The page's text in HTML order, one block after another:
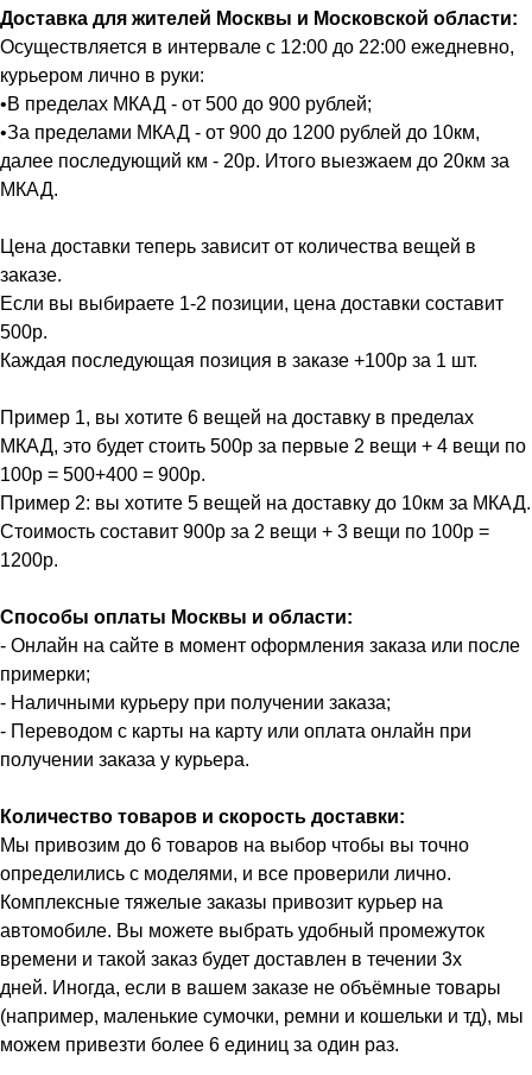
Доставка для жителей Москвы и Московской области:
Осуществляется в интервале с 12:00 до 22:00 ежедневно,
курьером лично в руки:
•В пределах МКАД - от 500 до 900 рублей;
•За пределами МКАД - от 900 до 1200 рублей до 10км,
далее последующий км - 20р. Итого выезжаем до 20км за
МКАД.
Цена доставки теперь зависит от количества вещей в
заказе.
Если вы выбираете 1-2 позиции, цена доставки составит
500р.
Каждая последующая позиция в заказе +100р за 1 шт.
Пример 1, вы хотите 6 вещей на доставку в пределах
МКАД, это будет стоить 500р за первые 2 вещи + 4 вещи по
100р = 500+400 = 900р.
Пример 2: вы хотите 5 вещей на доставку до 10км за МКАД.
Стоимость составит 900р за 2 вещи + 3 вещи по 100р =
1200р.
Способы оплаты Москвы и области:
- Онлайн на сайте в момент оформления заказа или после
примерки;
- Наличными курьеру при получении заказа;
- Переводом с карты на карту или оплата онлайн при
получении заказа у курьера.
Количество товаров и скорость доставки:
Мы привозим до 6 товаров на выбор чтобы вы точно
определились с моделями, и все проверили лично.
Комплексные тяжелые заказы привозит курьер на
автомобиле. Вы можете выбрать удобный промежуток
времени и такой заказ будет доставлен в течении 3х
дней. Иногда, если в вашем заказе не объёмные товары
(например, маленькие сумочки, ремни и кошельки и тд), мы
можем привезти более 6 единиц за один раз.